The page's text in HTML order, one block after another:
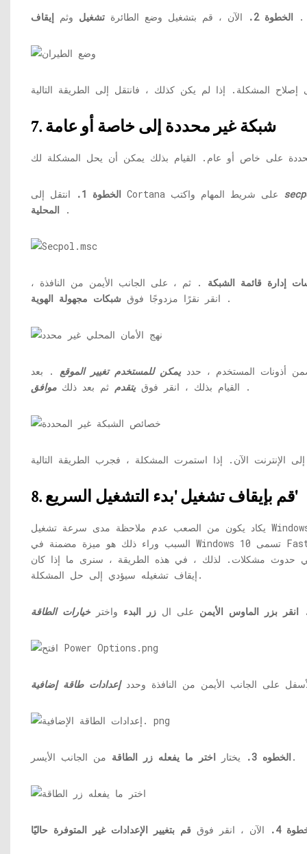
الخطوة 2. الآن ، قم بتشغيل وضع الطائرة تشغيل وثم إيقاف .
7. شبكة غير محددة إلى خاصة أو عامة
الخطوة 1.
المحلية .
إدارة قائمة الشبكة . ثم ، على الجانب الأيمن من النافذة ،
انقر نقرًا مزدوجًا فوق شبكات مجهولة الهوية .
أذونات المستخدم ، حدديمكن للمستخدم تغيير الموقع
. بعد
القيام بذلك ، انقر فوقيتقدم ثم بعد ذلكموافق .
8. قم بإيقاف تشغيل 'بدء التشغيل السريع'
يكاد يكون من الصعب عدم ملاحظة مدى سرعة تشغيل Windows 10 مقارنة بإصدارات نظام التشغيل Windows السابقة.
السبب وراء ذلك هو ميزة مضمنة في Windows 10 تسمى Fast Startup. نظرًا لأن Windows 10 مليء بالأخطاء ،
حدوث مشكلات. لذلك ، في هذه الطريقة ، سنرى ما إذا كان
إيقاف تشغيله سيؤدي إلى حل المشكلة.
على ال زر البدء واخترخيارات الطاقة
على الجانب الأيمن من النافذة وحددإعدادات طاقة إضافية
الخطوه 3. يختار اختر ما يفعله زر الطاقة من الجانب الأيسر.
4. الآن ، انقر فوق قم بتغيير الإعدادات غير المتوفرة حاليًا